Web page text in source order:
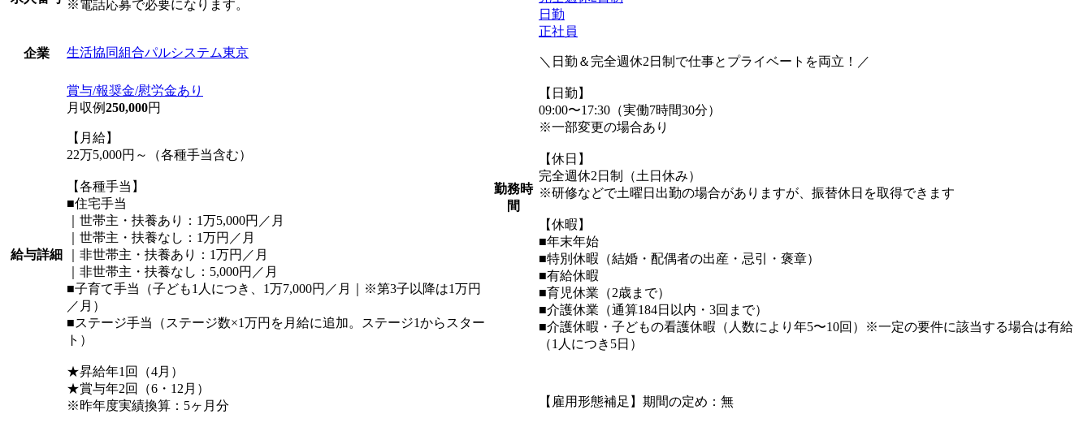
※電話応募で必要になります。
企業 生活協同組合パルシステム東京
給与詳細
賞与/報奨金/慰労金あり
月収例250,000円
【月給】
22万5,000円～（各種手当含む）
【各種手当】
■住宅手当
｜世帯主・扶養あり：1万5,000円／月
｜世帯主・扶養なし：1万円／月
｜非世帯主・扶養あり：1万円／月
｜非世帯主・扶養なし：5,000円／月
■子育て手当（子ども1人につき、1万7,000円／月｜※第3子以降は1万円
／月）
■ステージ手当（ステージ数×1万円を月給に追加。ステージ1からスター
ト）
★昇給年1回（4月）
★賞与年2回（6・12月）
※昨年度実績換算：5ヶ月分
勤務時
間
日勤
正社員
＼日勤＆完全週休2日制で仕事とプライベートを両立！／
【日勤】
09:00〜17:30（実働7時間30分）
※一部変更の場合あり
【休日】
完全週休2日制（土日休み）
※研修などで土曜日出勤の場合がありますが、振替休日を取得できます
【休暇】
■年末年始
■特別休暇（結婚・配偶者の出産・忌引・褒章）
■有給休暇
■育児休業（2歳まで）
■介護休業（通算184日以内・3回まで）
■介護休暇・子どもの看護休暇（人数により年5〜10回）※一定の要件に該当する場合は有給
（1人につき5日）
【雇用形態補足】期間の定め：無